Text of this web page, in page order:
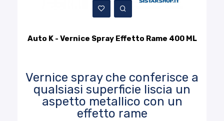
Auto K - Vernice Spray Effetto Rame 400 ML
Vernice spray che conferisce a
qualsiasi superficie liscia un
aspetto metallico con un
effetto rame